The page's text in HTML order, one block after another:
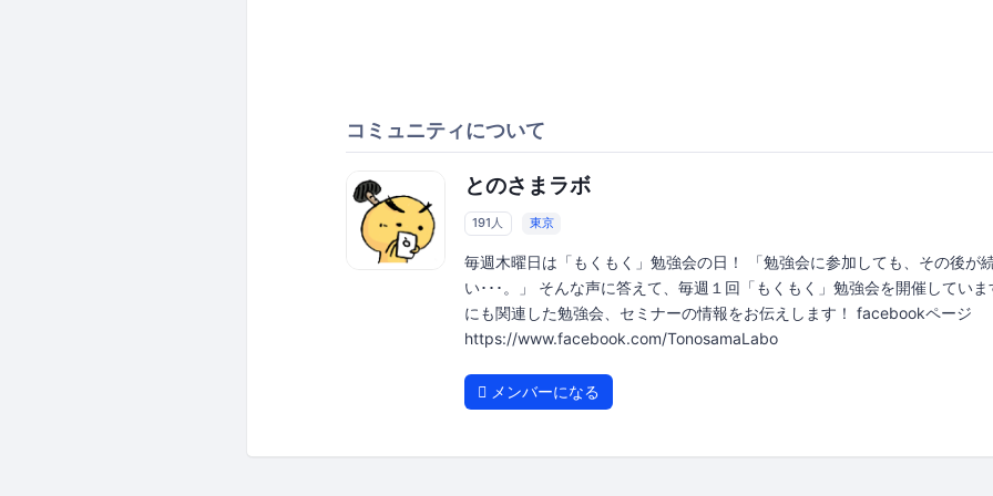
コミュニティについて
とのさまラボ
191人 東京
毎週木曜日は「もくもく」勉強会の日！ 「勉強会に参加しても、その後が
い･･･。」 そんな声に答えて、毎週１回「もくもく」勉強会を開催していま
にも関連した勉強会、セミナーの情報をお伝えします！ facebookページ
https://www.facebook.com/TonosamaLabo
メンバーになる